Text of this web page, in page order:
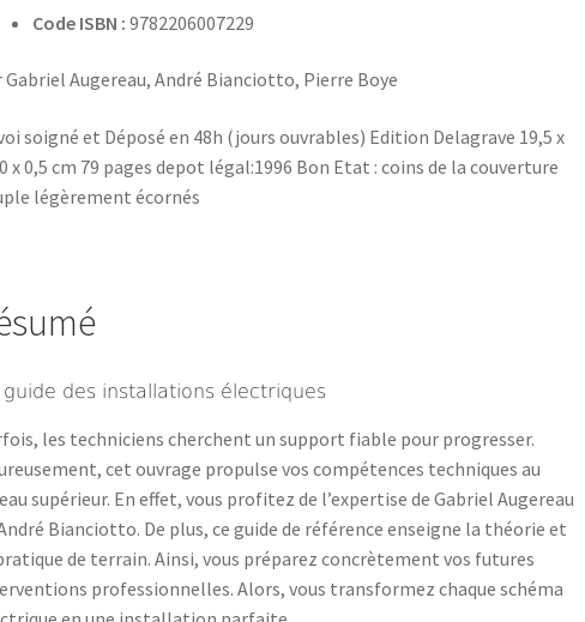
Code ISBN : 9782206007229
Gabriel Augereau, André Bianciotto, Pierre Boye
soigné et Déposé en 48h (jours ouvrables) Edition Delagrave 19,5 x
x 0,5 cm 79 pages depot légal:1996 Bon Etat : coins de la couverture
légèrement écornés
guide des installations électriques
les techniciens cherchent un support fiable pour progresser.
cet ouvrage propulse vos compétences techniques au
supérieur. En effet, vous profitez de l’expertise de Gabriel Augereau
Bianciotto. De plus, ce guide de référence enseigne la théorie et
de terrain. Ainsi, vous préparez concrètement vos futures
professionnelles. Alors, vous transformez chaque schéma